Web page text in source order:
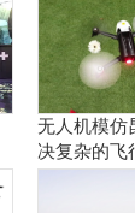
无人机模仿
决复杂的飞